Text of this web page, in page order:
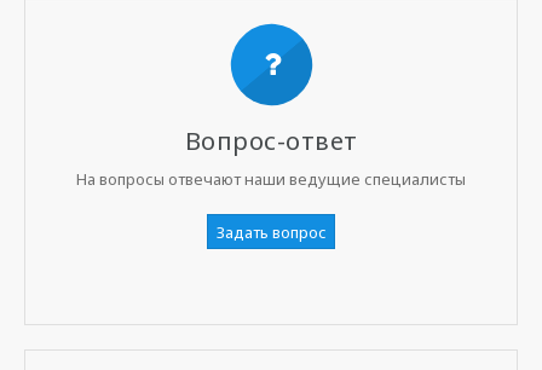
Вопрос-ответ
На вопросы отвечают наши ведущие специалисты
Задать вопрос